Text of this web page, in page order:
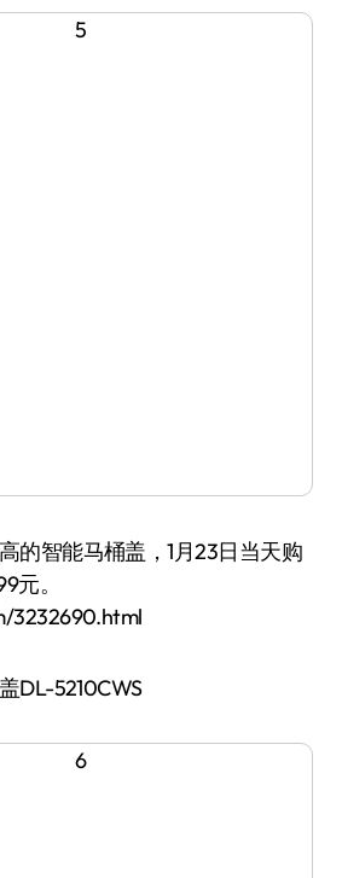
智能马桶盖，1月23日当天购
元。
3232690.html
5210CWS